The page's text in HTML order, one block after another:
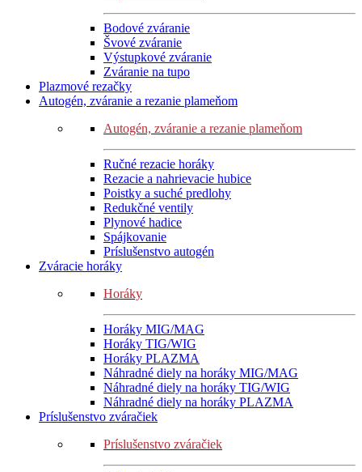
Bodové zváranie
Švové zváranie
Výstupkové zváranie
Zváranie na tupo
Plazmové rezačky
Autogén, zváranie a rezanie plameňom
Autogén, zváranie a rezanie plameňom
Ručné rezacie horáky
Rezacie a nahrievacie hubice
Poistky a suché predlohy
Redukčné ventily
Plynové hadice
Spájkovanie
Príslušenstvo autogén
Zváracie horáky
Horáky
Horáky MIG/MAG
Horáky TIG/WIG
Horáky PLAZMA
Náhradné diely na horáky MIG/MAG
Náhradné diely na horáky TIG/WIG
Náhradné diely na horáky PLAZMA
Príslušenstvo zváračiek
Príslušenstvo zváračiek